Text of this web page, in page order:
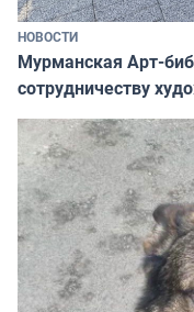
НОВОСТИ
Мурманская Арт-
сотрудничеству